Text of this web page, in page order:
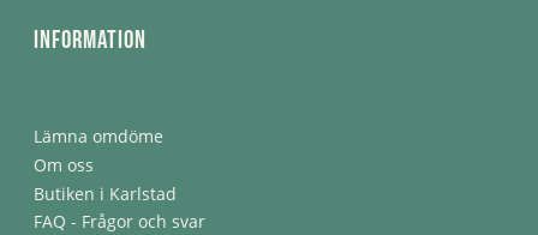
Information
Lämna omdöme
Om oss
Butiken i Karlstad
FAQ - Frågor och svar